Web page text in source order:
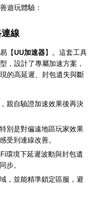
遊玩體驗：
線
【UU加速器】。這套工具
，設計了專屬加速方案，
的高延遲、封包遺失與斷
親自驗證加速效果後再決
別是對偏遠地區玩家效果
受到連線改善。
環境下延遲波動與封包遺
步。
，並能精準鎖定區服，避